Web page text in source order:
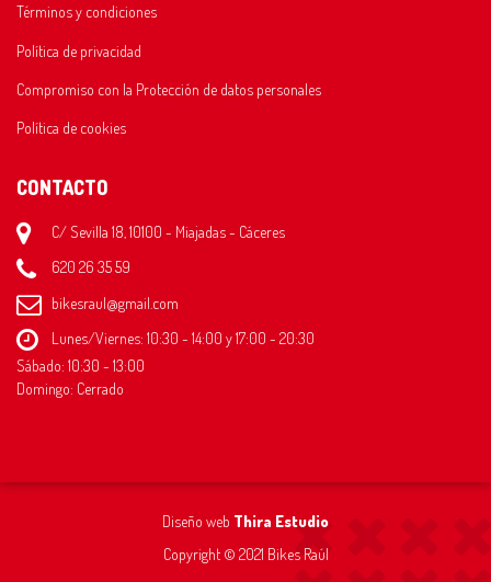
Términos y condiciones
Política de privacidad
Compromiso con la Protección de datos personales
Política de cookies
CONTACTO
C/ Sevilla 18, 10100 - Miajadas - Cáceres
620 26 35 59
bikesraul@gmail.com
Lunes/Viernes: 10:30 - 14:00 y 17:00 - 20:30
Sábado: 10:30 - 13:00
Domingo: Cerrado
Diseño web Thira Estudio
Copyright © 2021 Bikes Raúl